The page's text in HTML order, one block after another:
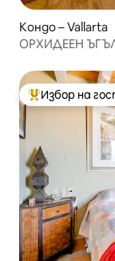
Кондо – Vallarta
ОРХИДЕЕН
Най-Избор на